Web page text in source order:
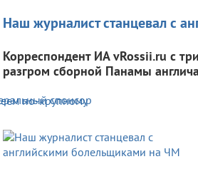
Наш журналист станцевал с
Корреспондент ИА vRossii.ru с
разгром сборной Панамы